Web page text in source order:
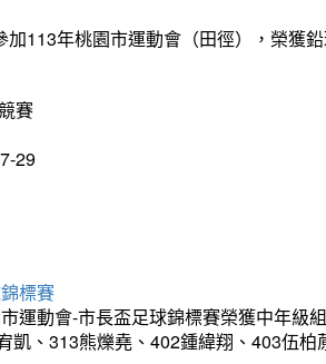
113年桃園市運動會（田徑），榮獲
賽
29
標賽
運動會-市長盃足球錦標賽榮獲中年
凱、313熊爍堯、402鍾緯翔、403伍